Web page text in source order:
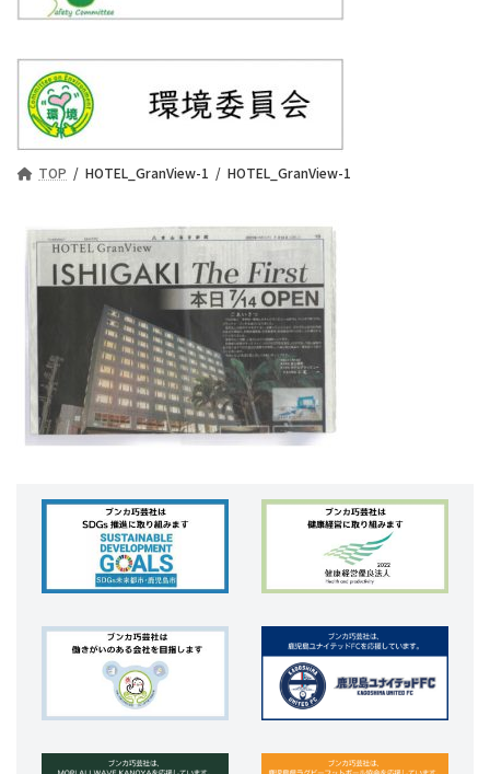
TOP HOTEL_GranView-1 HOTEL_GranView-1